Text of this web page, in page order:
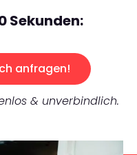
Sekunden:
anfragen!
& unverbindlich.